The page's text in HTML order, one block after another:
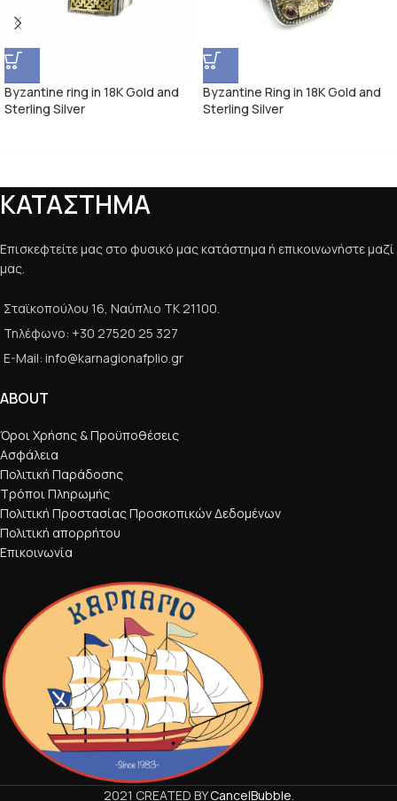
Byzantine ring in 18K Gold and
Sterling Silver
Byzantine Ring in 18K Gold and
Sterling Silver
ΚΑΤΑΣΤΗΜΑ
Επισκεφτείτε μας στο φυσικό μας κατάστημα ή επικοινωνήστε μαζί
μας.
Σταϊκοπούλου 16, Ναύπλιο ΤΚ 21100.
Τηλέφωνο: +30 27520 25 327
E-Mail: info@karnagionafplio.gr
ABOUT
Όροι Χρήσης & Προϋποθέσεις
Ασφάλεια
Πολιτική Παράδοσης
Τρόποι Πληρωμής
Πολιτική Προστασίας Προσκοπικών Δεδομένων
Πολιτική απορρήτου
Επικοινωνία
2021 CREATED BYCancelBubble.